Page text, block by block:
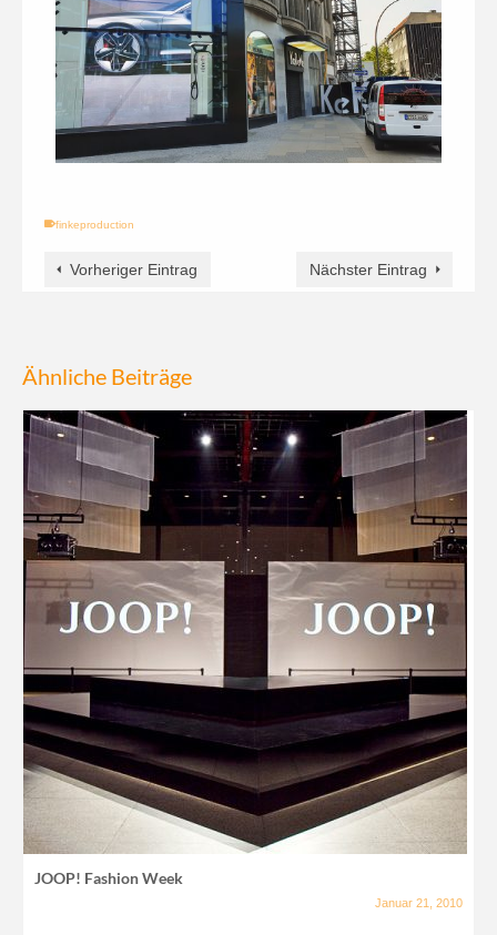
finkeproduction
Vorheriger Eintrag Nächster Eintrag
Ähnliche Beiträge
JOOP! Fashion Week
Januar 21, 2010